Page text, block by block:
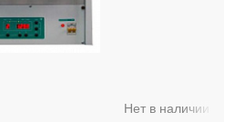
Нет в наличии